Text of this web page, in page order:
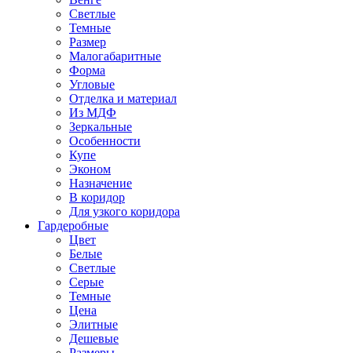
Светлые
Темные
Размер
Малогабаритные
Форма
Угловые
Отделка и материал
Из МДФ
Зеркальные
Особенности
Купе
Эконом
Назначение
В коридор
Для узкого коридора
Гардеробные
Цвет
Белые
Светлые
Серые
Темные
Цена
Элитные
Дешевые